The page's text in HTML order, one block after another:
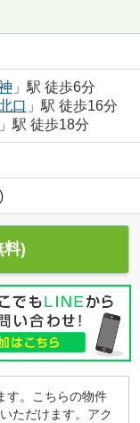
」駅 徒歩6分
口 」駅 徒歩16分
」駅 徒歩18分
料)
す。こちらの物件
ただけます。アク